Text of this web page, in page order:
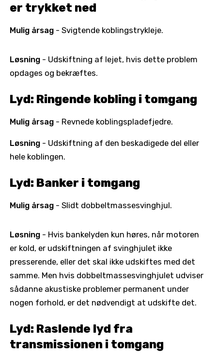
er trykket ned
Mulig årsag - Svigtende koblingstrykleje.
Løsning - Udskiftning af lejet, hvis dette problem
opdages og bekræftes.
Lyd: Ringende kobling i tomgang
Mulig årsag - Revnede koblingspladefjedre.
Løsning - Udskiftning af den beskadigede del eller
hele koblingen.
Lyd: Banker i tomgang
Mulig årsag - Slidt dobbeltmassesvinghjul.
Løsning - Hvis bankelyden kun høres, når motoren
er kold, er udskiftningen af svinghjulet ikke
presserende, eller det skal ikke udskiftes med det
samme. Men hvis dobbeltmassesvinghjulet udviser
sådanne akustiske problemer permanent under
nogen forhold, er det nødvendigt at udskifte det.
Lyd: Raslende lyd fra
transmissionen i tomgang